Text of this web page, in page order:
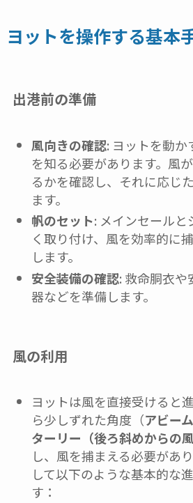
ヨットを操作する基本
出港前の準備
風向きの確認: ヨットを動か
を知る必要があります。風
るかを確認し、それに応じ
ます。
帆のセット: メインセール
く取り付け、風を効率的に
します。
安全装備の確認: 救命胴衣や
器などを準備します。
風の利用
ヨットは風を直接受けると
ら少しずれた角度（アビー
ターリー（後ろ斜めからの風
し、風を捕まえる必要があ
して以下のような基本的な
す：